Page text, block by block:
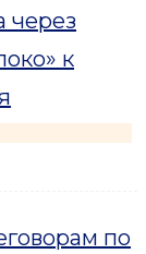
через
к
по